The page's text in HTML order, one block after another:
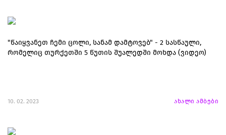
"წაიყვანეთ ჩემი ცოლი, სანამ დამტოვებ" - 2 სასწაული,
რომელიც თურქეთში 5 წუთის შუალედში მოხდა (ვიდეო)
10. 02. 2023 ახალი ამბები